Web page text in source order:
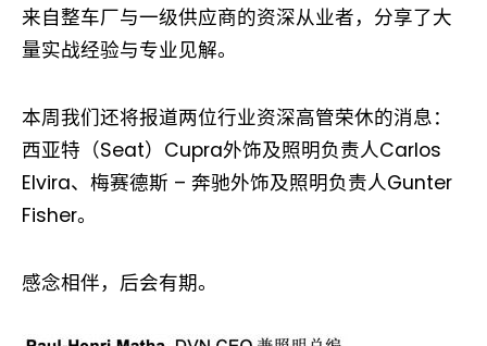
来自整车厂与一级供应商的资深从业者，分享了大
量实战经验与专业见解。
本周我们还将报道两位行业资深高管荣休的消息：
西亚特（Seat）Cupra外饰及照明负责人Carlos
Elvira、梅赛德斯 – 奔驰外饰及照明负责人Gunter
Fisher。
感念相伴，后会有期。